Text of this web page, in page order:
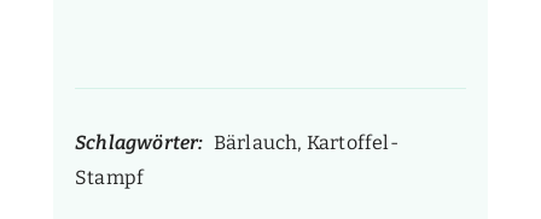
Schlagwörter: Bärlauch, Kartoffel-
Stampf